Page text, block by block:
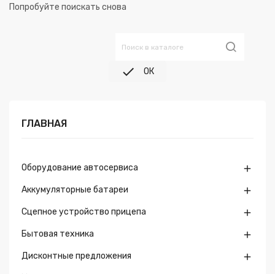
Попробуйте поискать снова
 ОК
ГЛАВНАЯ
Оборудование автосервиса 
Аккумуляторные батареи 
Сцепное устройство прицепа 
Бытовая техника 
Дисконтные предложения 